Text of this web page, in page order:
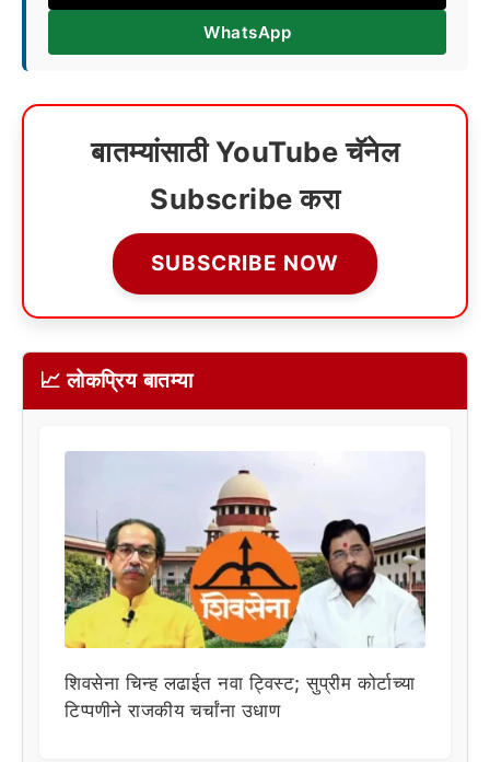
WhatsApp
बातम्यांसाठी YouTube चॅनेल
Subscribe करा
SUBSCRIBE NOW
📈 लोकप्रिय बातम्या
शिवसेना चिन्ह लढाईत नवा ट्विस्ट; सुप्रीम कोर्टाच्या
टिप्पणीने राजकीय चर्चांना उधाण